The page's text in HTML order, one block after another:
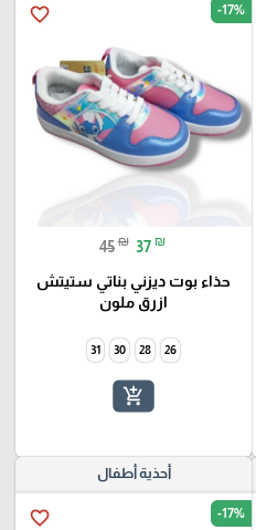
favorite_border -17%
45 ₪ 37 ₪
حذاء بوت ديزني بناتي ستيتش
ازرق ملون
26
28
30
31
add_shopping_cart
أحذية أطفال
favorite_border -17%